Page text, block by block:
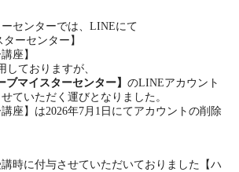
センターでは、LINEにて
ターセンター】
座】
しておりますが、
ブマイスターセンター】 のLINEアカウント
ていただく運びとなりました。
講座】は2026年7月1日にてアカウントの削除
時に付与させていただいておりました【ハ